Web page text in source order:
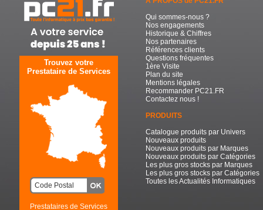
Trouvez votre
Prestataire de Services
Prestataires de Services
Qui sommes-nous ?
Nos engagements
Historique & Chiffres
Nos partenaires
Références clients
Questions fréquentes
1ère Visite
Plan du site
Mentions légales
Recommander PC21.FR
Contactez nous !
PRODUITS
Catalogue produits par Univers
Nouveaux produits
Nouveaux produits par Marques
Nouveaux produits par Catégories
Les plus gros stocks par Marques
Les plus gros stocks par Catégories
Toutes les Actualités Informatiques